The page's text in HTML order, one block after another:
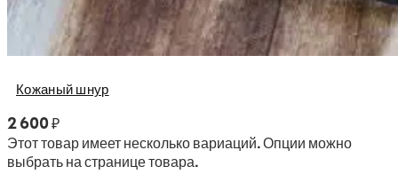
Кожаный шнур
2 600₽
Этот товар имеет несколько вариаций. Опции можно
выбрать на странице товара.